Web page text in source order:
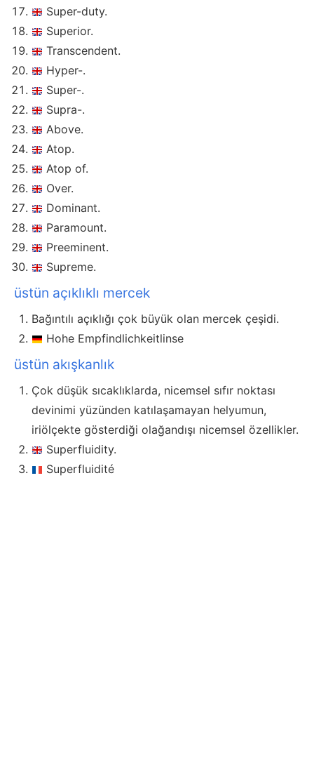
Super-duty.
Superior.
Transcendent.
Hyper-.
Super-.
Supra-.
Above.
Atop.
Atop of.
Over.
Dominant.
Paramount.
Preeminent.
Supreme.
üstün açıklıklı mercek
Bağıntılı açıklığı çok büyük olan mercek çeşidi.
Hohe Empfindlichkeitlinse
üstün akışkanlık
Çok düşük sıcaklıklarda, nicemsel sıfır noktası
devinimi yüzünden katılaşamayan helyumun,
iriölçekte gösterdiği olağandışı nicemsel özellikler.
Superfluidity.
Superfluidité